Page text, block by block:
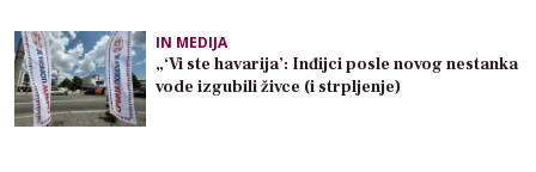
IN MEDIJA
„‘Vi ste havarija’: Inđijci posle novog nestanka
vode izgubili živce (i strpljenje)